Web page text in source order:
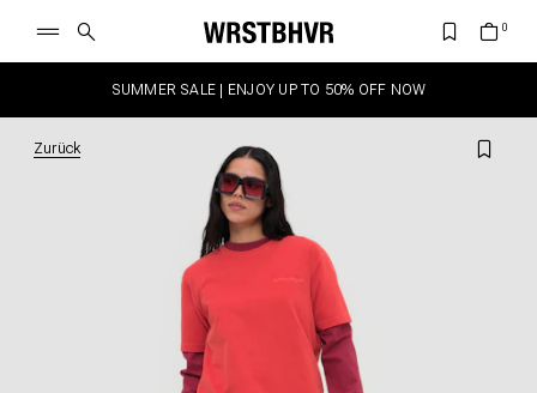
SUMMER SALE | ENJOY UP TO 50% OFF NOW
Zurück